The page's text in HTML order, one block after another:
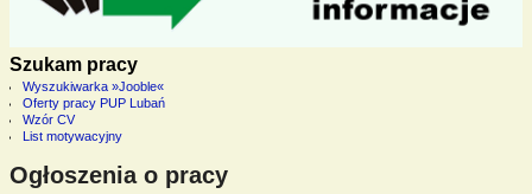
Szukam pracy
Wyszukiwarka »Jooble«
Oferty pracy PUP Lubań
Wzór CV
List motywacyjny
Ogłoszenia o pracy